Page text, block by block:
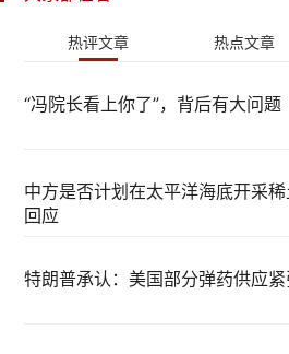
热评文章 热点文章
“冯院长看上你了”，背后有大问题
中方是否计划在太平洋海底开采
回应
特朗普承认：美国部分弹药供应